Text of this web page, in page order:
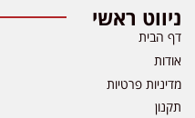
ניווט ראשי
דף הבית
אודות
מדיניות פרטיות
תקנון